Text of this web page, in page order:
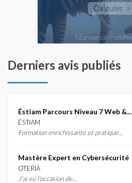
Derniers avis publiés
Éstiam Parcours Niveau 7 Web &...
ÉSTIAM
Formation enrichissante et pratique...
Mastère Expert en Cybersécurité
OTERIA
J'ai eu l'occasion de...